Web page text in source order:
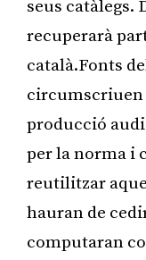
seus catàlegs.
recuperarà
català.Fonts
circumscriuen
producció
per la norma i
reutilitzar
hauran de
computaran